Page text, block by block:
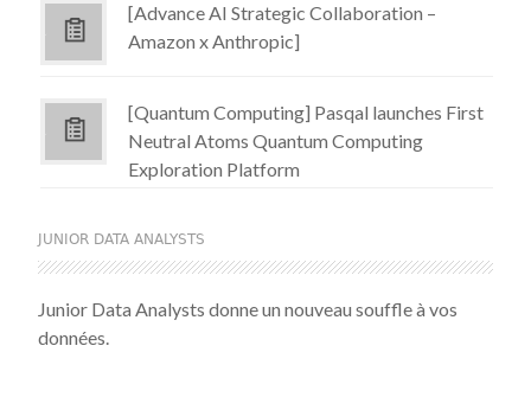
[Advance AI Strategic Collaboration –
Amazon x Anthropic]
[Quantum Computing] Pasqal launches First
Neutral Atoms Quantum Computing
Exploration Platform
JUNIOR DATA ANALYSTS
Junior Data Analysts donne un nouveau souffle à vos
données.